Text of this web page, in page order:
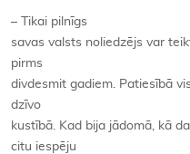
– Tikai pilnīgs
savas valsts noliedzējs var
pirms
divdesmit gadiem. Patiesībā
dzīvo
kustībā. Kad bija jādomā, kā
citu iespēju